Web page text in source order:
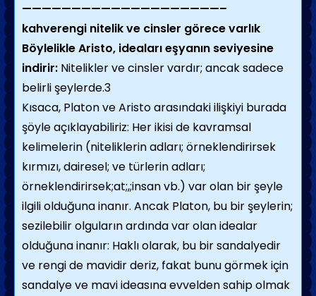
————————————————————–
kahverengi nitelik ve cinsler görece varlık
Böylelikle Aristo, ideaları eşyanın seviyesine
indirir: Nitelikler ve cinsler vardır; ancak sadece
belirli şeylerde.3
Kısaca, Platon ve Aristo arasındaki ilişkiyi burada
şöyle açıklayabiliriz: Her ikisi de kavramsal
kelimelerin (niteliklerin adları; örneklendirirsek
kırmızı, dairesel; ve türlerin adları;
örneklendirirsek;at;,;insan vb.) var olan bir şeyle
ilgili olduğuna inanır. Ancak Platon, bu bir şeylerin;
sezilebilir olguların ar­dında var olan idealar
olduğuna inanır: Haklı olarak, bu bir sandalyedir
ve rengi de mavidir deriz, fakat bunu görmek için
sandalye ve mavi ideasına evvelden sahip olmak